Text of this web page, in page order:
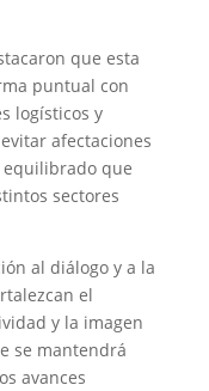
que esta
puntual con
logísticos y
afectaciones
que
sectores
al diálogo y a la
el
y la imagen
se mantendrá
avances